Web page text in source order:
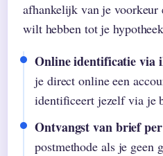
afhankelijk van je voorkeur
wilt hebben tot je
Online identificatie via
je direct online een
identificeert jezelf via je
Ontvangst van brief
postmethode als je geen